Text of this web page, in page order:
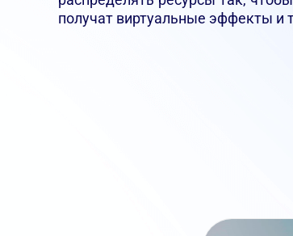
получат виртуальные эффекты и